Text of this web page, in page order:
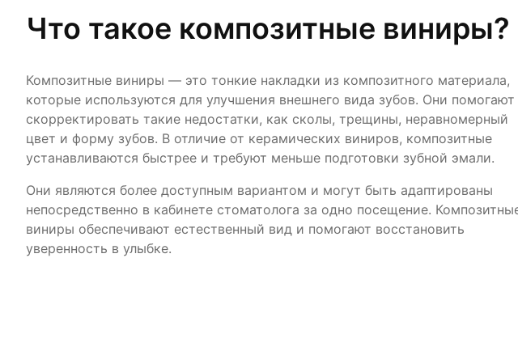
Что такое композитные виниры?
Композитные виниры — это тонкие накладки из композитного материала,
которые используются для улучшения внешнего вида зубов. Они помогают
скорректировать такие недостатки, как сколы, трещины, неравномерный
цвет и форму зубов. В отличие от керамических виниров, композитные
устанавливаются быстрее и требуют меньше подготовки зубной эмали.
Они являются более доступным вариантом и могут быть адаптированы
непосредственно в кабинете стоматолога за одно посещение.
виниры обеспечивают естественный вид и помогают восстановить
уверенность в улыбке.